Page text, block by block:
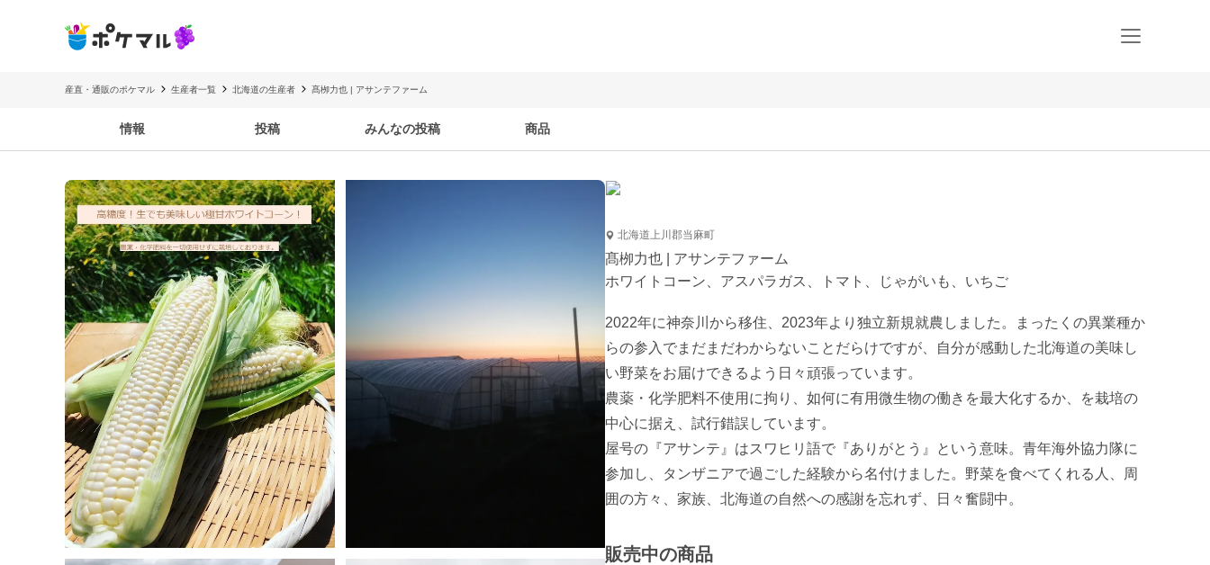
産直・通販のポケマル 生産者一覧 北海道の生産者 髙栁力也 | アサンテファーム
情報 投稿 みんなの投稿 商品
北海道上川郡当麻町
髙栁力也 | アサンテファーム
ホワイトコーン、アスパラガス、トマト、じゃがいも、いちご
2022年に神奈川から移住、2023年より独立新規就農しました。まったくの異業種か
らの参入でまだまだわからないことだらけですが、自分が感動した北海道の美味し
い野菜をお届けできるよう日々頑張っています。
農薬・化学肥料不使用に拘り、如何に有用微生物の働きを最大化するか、を栽培の
中心に据え、試行錯誤しています。
屋号の『アサンテ』はスワヒリ語で『ありがとう』という意味。青年海外協力隊に
参加し、タンザニアで過ごした経験から名付けました。野菜を食べてくれる人、周
囲の方々、家族、北海道の自然への感謝を忘れず、日々奮闘中。
販売中の商品